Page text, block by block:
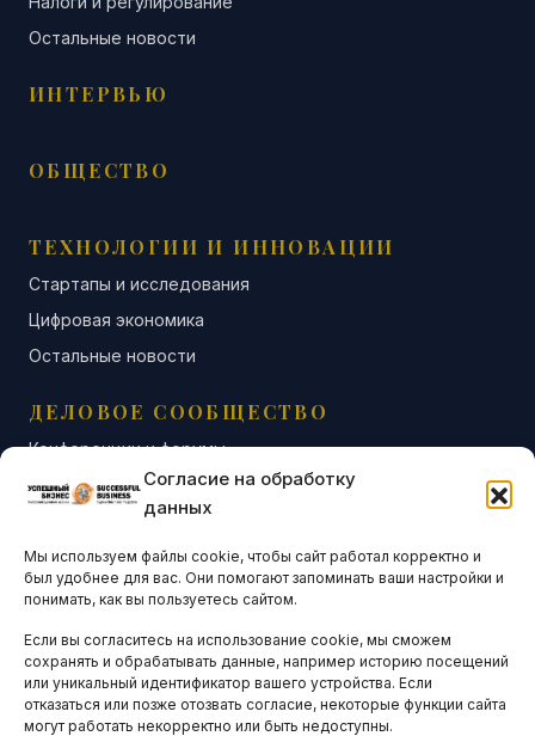
Согласие на обработку
данных
Мы используем файлы cookie, чтобы сайт работал корректно и
был удобнее для вас. Они помогают запоминать ваши настройки и
понимать, как вы пользуетесь сайтом.
Если вы согласитесь на использование cookie, мы сможем
сохранять и обрабатывать данные, например историю посещений
или уникальный идентификатор вашего устройства. Если
отказаться или позже отозвать согласие, некоторые функции сайта
могут работать некорректно или быть недоступны.
Остальные новости
ИНТЕРВЬЮ
ОБЩЕСТВО
ТЕХНОЛОГИИ И ИННОВАЦИИ
Стартапы и исследования
Цифровая экономика
Остальные новости
ДЕЛОВОЕ СООБЩЕСТВО
Конференции и форумы
Бизнес-клубы и ассоциации
Остальные новости
АНАЛИТИКА И СТАТИСТИКА
ARTICLES IN ENGLISH
НАВИГАЦИЯ